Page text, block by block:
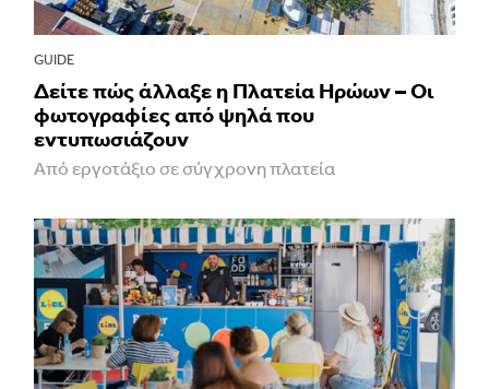
GUIDE
Δείτε πώς άλλαξε η Πλατεία Ηρώων – Οι
φωτογραφίες από ψηλά που
εντυπωσιάζουν
Από εργοτάξιο σε σύγχρονη πλατεία